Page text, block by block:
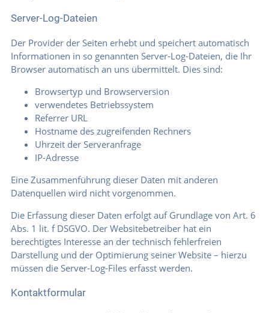
Server-Log-Dateien
Der Provider der Seiten erhebt und speichert automatisch
Informationen in so genannten Server-Log-Dateien, die Ihr
Browser automatisch an uns übermittelt. Dies sind:
Browsertyp und Browserversion
verwendetes Betriebssystem
Referrer URL
Hostname des zugreifenden Rechners
Uhrzeit der Serveranfrage
IP-Adresse
Eine Zusammenführung dieser Daten mit anderen
Datenquellen wird nicht vorgenommen.
Die Erfassung dieser Daten erfolgt auf Grundlage von Art. 6
Abs. 1 lit. f DSGVO. Der Websitebetreiber hat ein
berechtigtes Interesse an der technisch fehlerfreien
Darstellung und der Optimierung seiner Website – hierzu
müssen die Server-Log-Files erfasst werden.
Kontaktformular